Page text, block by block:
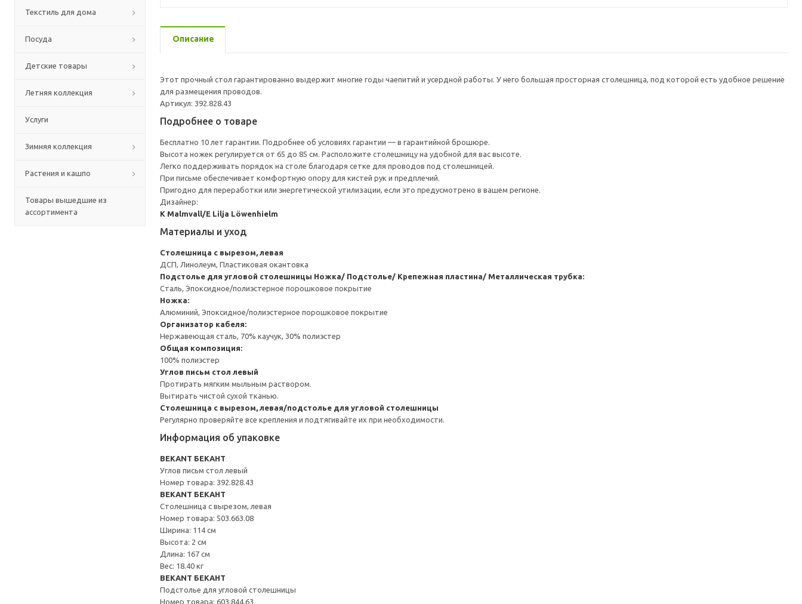
Текстиль для дома
Посуда
Детские товары
Летняя коллекция
Услуги
Зимняя коллекция
Растения и кашпо
Товары вышедшие из
ассортимента
Описание
Этот прочный стол гарантированно выдержит многие годы чаепитий и усердной работы. У него большая просторная столешница, под которой есть удобное решение
для размещения проводов.
Артикул: 392.828.43
Подробнее о товаре
Бесплатно 10 лет гарантии. Подробнее об условиях гарантии — в гарантийной брошюре.
Высота ножек регулируется от 65 до 85 см. Расположите столешницу на удобной для вас высоте.
Легко поддерживать порядок на столе благодаря сетке для проводов под столешницей.
При письме обеспечивает комфортную опору для кистей рук и предплечий.
Пригодно для переработки или энергетической утилизации, если это предусмотрено в вашем регионе.
Дизайнер:
K Malmvall/E Lilja Löwenhielm
Материалы и уход
Столешница с вырезом, левая
ДСП, Линолеум, Пластиковая окантовка
Подстолье для угловой столешницы Ножка/ Подстолье/ Крепежная пластина/ Металлическая трубка:
Сталь, Эпоксидное/полиэстерное порошковое покрытие
Ножка:
Алюминий, Эпоксидное/полиэстерное порошковое покрытие
Организатор кабеля:
Нержавеющая сталь, 70% каучук, 30% полиэстер
Общая композиция:
100% полиэстер
Углов письм стол левый
Протирать мягким мыльным раствором.
Вытирать чистой сухой тканью.
Столешница с вырезом, левая/подстолье для угловой столешницы
Регулярно проверяйте все крепления и подтягивайте их при необходимости.
Информация об упаковке
BEKANT БЕКАНТ
Углов письм стол левый
Номер товара: 392.828.43
BEKANT БЕКАНТ
Столешница с вырезом, левая
Номер товара: 503.663.08
Ширина: 114 см
Высота: 2 см
Длина: 167 см
Вес: 18.40 кг
BEKANT БЕКАНТ
Подстолье для угловой столешницы
Номер товара: 603.844.63